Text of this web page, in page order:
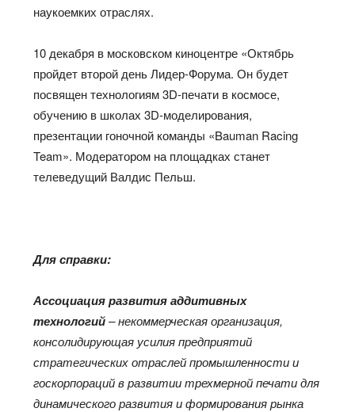
наукоемких отраслях.
10 декабря в московском киноцентре «Октябрь
пройдет второй день Лидер-Форума. Он будет
посвящен технологиям 3D-печати в космосе,
обучению в школах 3D-моделирования,
презентации гоночной команды «Bauman Racing
Team». Модератором на площадках станет
телеведущий Валдис Пельш.
Для справки:
Ассоциация развития аддитивных
технологий– некоммерческая организация,
консолидирующая усилия предприятий
стратегических отраслей промышленности и
госкорпораций в развитии трехмерной печати для
динамического развития и формирования рынка